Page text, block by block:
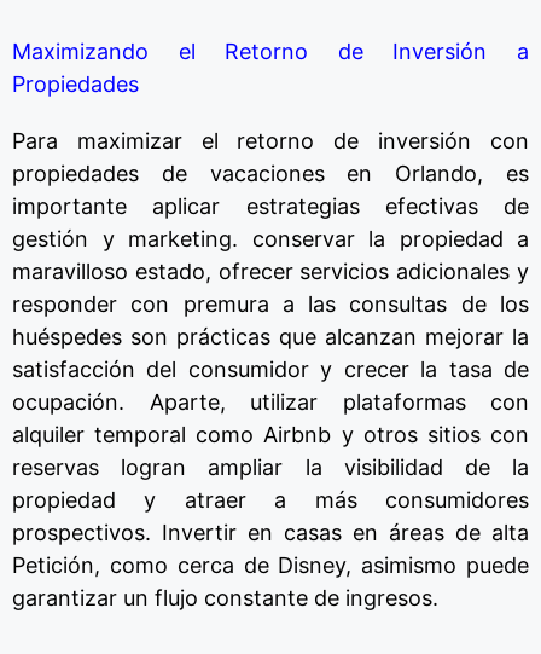
Maximizando el Retorno de Inversión a
Propiedades
Para maximizar el retorno de inversión con
propiedades de vacaciones en Orlando,
es
importante aplicar estrategias efectivas de
gestión y marketing.
conservar la propiedad a
maravilloso estado, ofrecer servicios adicionales y
responder con premura a las consultas de los
huéspedes son prácticas que alcanzan mejorar la
satisfacción del consumidory crecer la tasa de
ocupación.
Aparte, utilizar plataformas
con
alquiler temporal como Airbnb y otros sitioscon
reservas logran ampliar la visibilidad de la
propiedady atraera más consumidores
prospectivos. Invertir en casas en áreas de alta
Petición, como cerca de Disney, asimismo puede
garantizar un flujo constante de ingresos.